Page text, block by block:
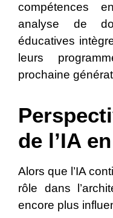
compétences
analyse de
éducatives
leurs
prochaine
de l’IA
Alors que l’IA
rôle dans
encore plus